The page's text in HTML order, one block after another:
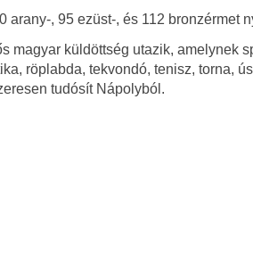
, 95 ezüst-, és 112 bronzérmet
magyar küldöttség utazik, amelynek
röplabda, tekvondó, tenisz, torna,
tudósít Nápolyból.